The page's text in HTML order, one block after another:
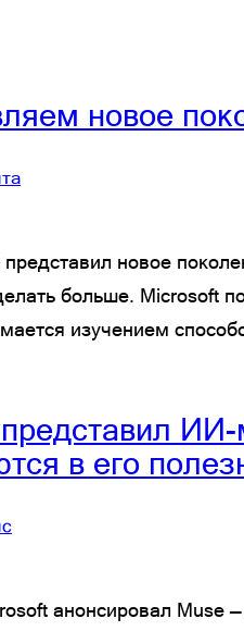
новое
новое
больше. Microsoft
изучением
в его
анонсировал Muse